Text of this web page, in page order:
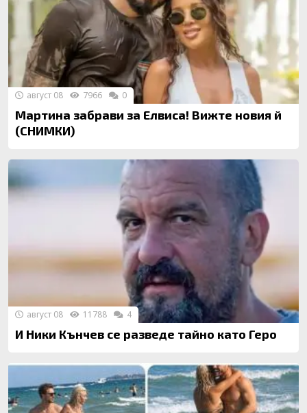
Мартина забрави за Елвиса! Вижте новия й
(СНИМКИ)
август 08 7966 0
И Ники Кънчев се разведе тайно като Геро
август 08 11788 4